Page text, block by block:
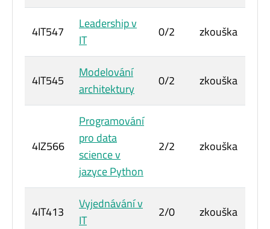
4IT547
Leadership v
IT
0/2 zkouška
4IT545
Modelování
architektury
0/2 zkouška
4IZ566
Programování
pro data
science v
jazyce Python
2/2 zkouška
4IT413
Vyjednávání v
IT
2/0 zkouška